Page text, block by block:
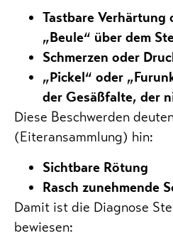
Tastbare Verhärtung
„Beule“ über dem
Schmerzen oder
„Pickel“ oder
der Gesäßfalte, der
Diese Beschwerden
(Eiteransammlung) hin:
Sichtbare Rötung
Rasch zunehmende
Damit ist die Diagnose
bewiesen: